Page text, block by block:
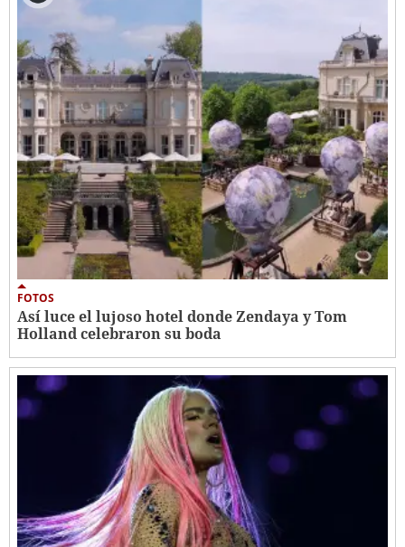
FOTOS
Así luce el lujoso hotel donde Zendaya y Tom
Holland celebraron su boda